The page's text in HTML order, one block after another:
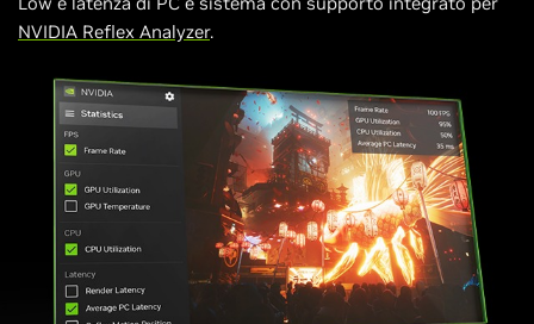
NVIDIA Reflex Analyzer.